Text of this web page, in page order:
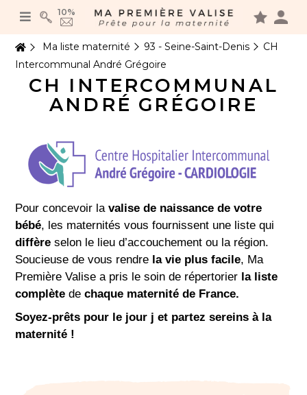
10%
Ma liste maternité 93 - Seine-Saint-Denis
CH
Intercommunal André Grégoire
CH INTERCOMMUNAL
ANDRÉ GRÉGOIRE
Pour concevoir lavalise de naissance de votre
bébé, les maternités vous fournissent une liste qui
diffère selon le lieu d’accouchement ou la région.
Soucieuse de vous rendre la vie plus facile, Ma
Première Valise a pris le soin de répertorier la liste
complète dechaque maternité de France.
Soyez-prêts pour le jour j et partez sereins à la
maternité !
Panneau de gestion des cookies